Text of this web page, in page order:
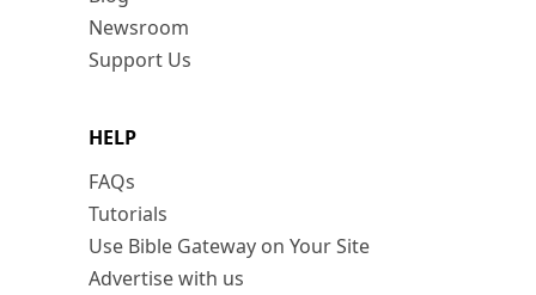
Newsroom
Support Us
HELP
FAQs
Tutorials
Use Bible Gateway on Your Site
Advertise with us